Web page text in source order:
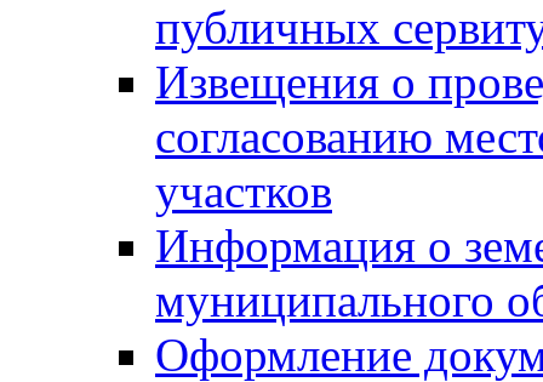
публичных
Извещения о
согласованию
участков
Информация о
муниципального
Оформление